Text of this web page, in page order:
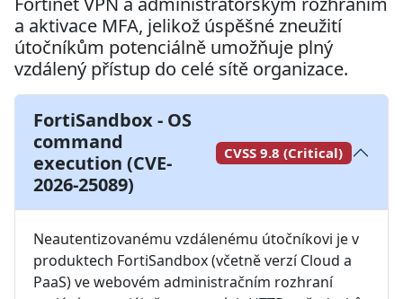
a aktivace MFA, jelikož úspěšné zneužití
útočníkům potenciálně umožňuje plný
vzdálený přístup do celé sítě organizace.
FortiSandbox - OS
command
execution (CVE-
2026-25089)
CVSS 9.8 (Critical)
Neautentizovanému vzdálenému útočníkovi je v
produktech FortiSandbox (včetně verzí Cloud a
PaaS) ve webovém administračním rozhraní